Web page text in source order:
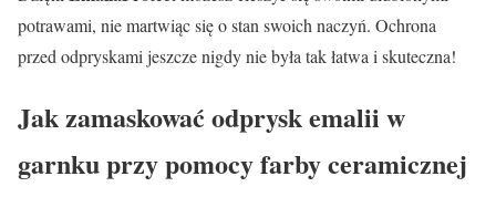
potrawami, nie martwiąc się o stan swoich naczyń. Ochrona
przed odpryskami jeszcze nigdy nie była tak łatwa i skuteczna!
Jak zamaskować odprysk emalii w
garnku przy pomocy farby ceramicznej